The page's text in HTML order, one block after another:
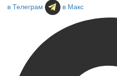
в Телеграм
в Макс